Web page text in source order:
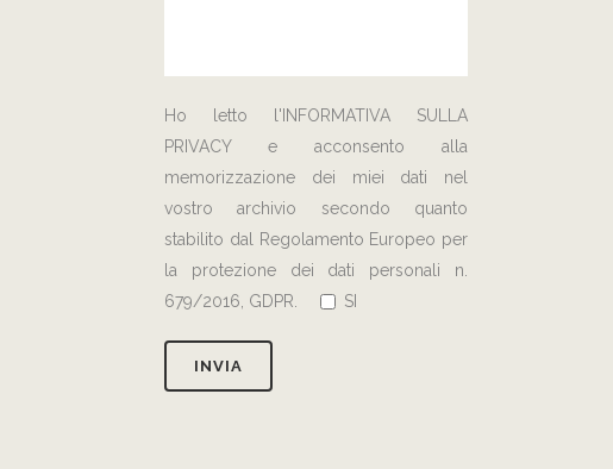
Ho letto l' INFORMATIVA SULLA
PRIVACYe acconsento alla
memorizzazione dei miei dati nel
vostro archivio secondo quanto
stabilito dal Regolamento Europeo per
la protezione dei dati personali n.
679/2016, GDPR.
SI